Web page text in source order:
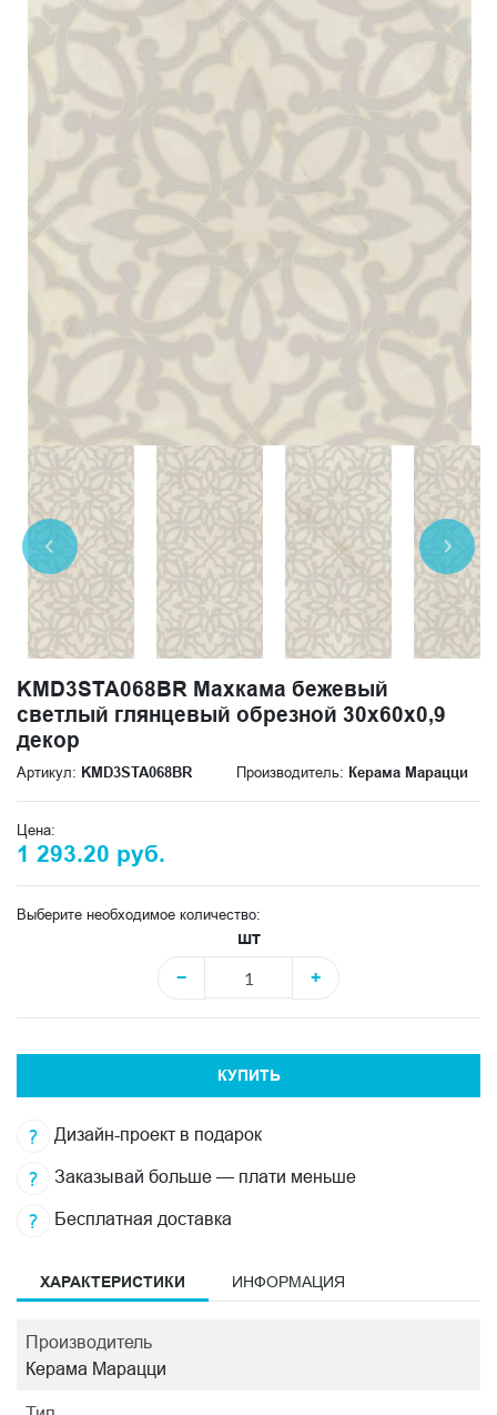
KMD3STA068BR Махкама бежевый
светлый глянцевый обрезной 30x60x0,9
декор
Артикул: KMD3STA068BR Производитель: Керама Марацци
Цена:
1 293.20 руб.
Выберите необходимое количество:
шт
−
+
КУПИТЬ
Дизайн-проект в подарок
Заказывай больше — плати меньше
Бесплатная доставка
ХАРАКТЕРИСТИКИ ИНФОРМАЦИЯ
Производитель
Керама Марацци